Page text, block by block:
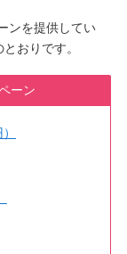
ンを提供してい
おりです。
ーン